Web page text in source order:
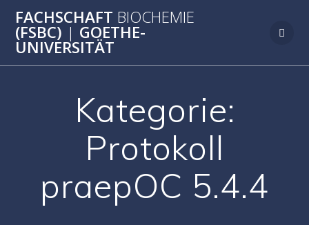
Inhalt
FACHSCHAFT BIOCHEMIE
(FSBC) | GOETHE-
UNIVERSITÄT
Kategorie:
Protokoll
praepOC 5.4.4